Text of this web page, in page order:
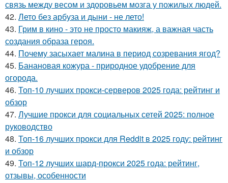
связь между весом и здоровьем мозга у пожилых людей.
42. Лето без арбуза и дыни - не лето!
43. Грим в кино - это не просто макияж, а важная часть
создания образа героя.
44. Почему засыхает малина в период созревания ягод?
45. Банановая кожура - природное удобрение для
огорода.
46. Топ-10 лучших прокси-серверов 2025 года: рейтинг и
обзор
47. Лучшие прокси для социальных сетей 2025: полное
руководство
48. Топ-16 лучших прокси для Reddit в 2025 году: рейтинг
и обзор
49. Топ-12 лучших шард-прокси 2025 года: рейтинг,
отзывы, особенности